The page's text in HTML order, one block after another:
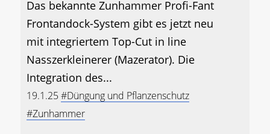
Das bekannte Zunhammer Profi-Fant
Frontandock-System gibt es jetzt neu
mit integriertem Top-Cut in line
Nasszerkleinerer (Mazerator). Die
Integration des...
19.1.25#Düngung und Pflanzenschutz
#Zunhammer